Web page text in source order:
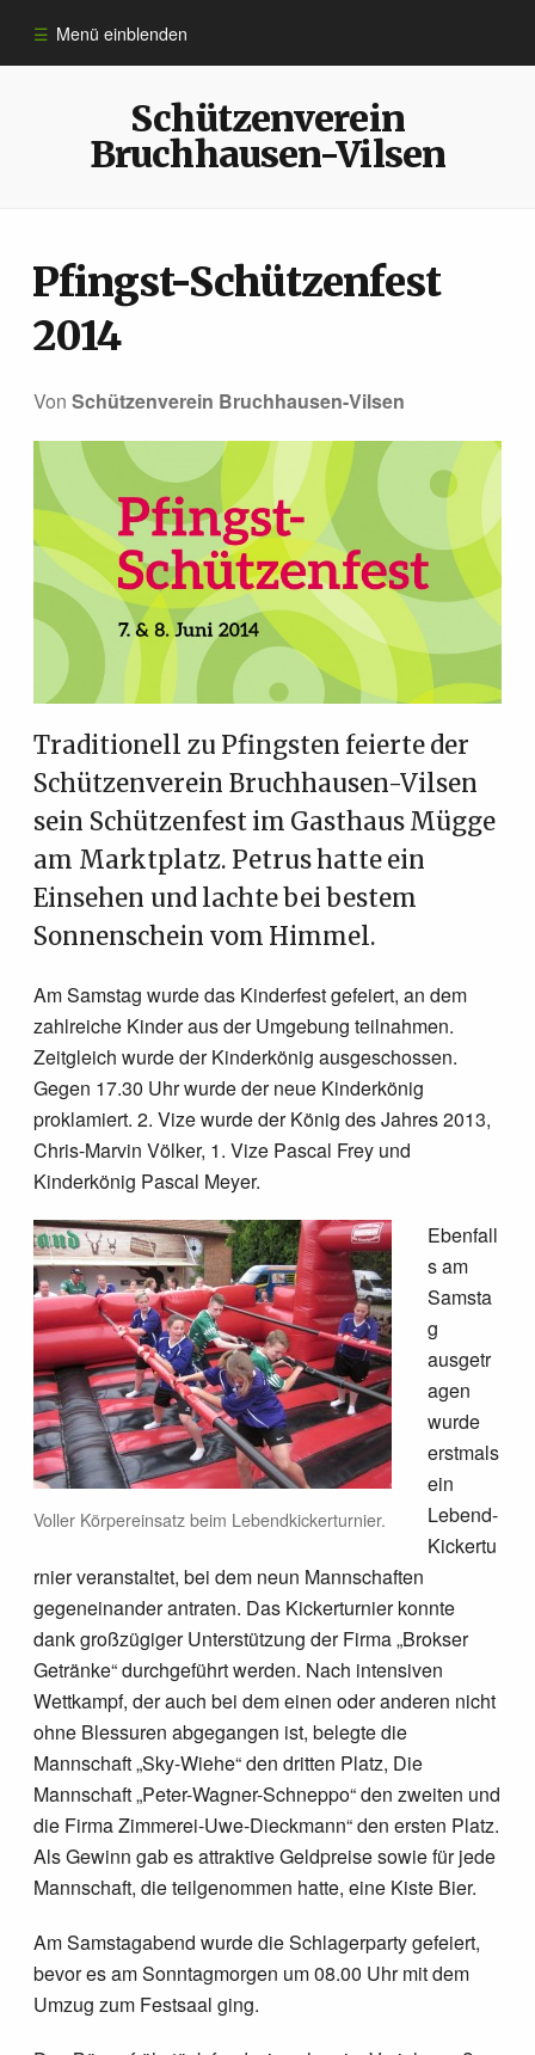
Menü einblenden
Informationen
10 Jahre ​Schützen­verein
Königshäuser
Impressum
Termine
News
Förderer & Sponsoren
Kontakt
Links
Schützenverein
Bruchhausen-Vilsen
Pfingst-Schützenfest
2014
VonSchützenverein Bruchhausen-Vilsen
Traditionell zu Pfingsten feierte der
Schützenverein Bruchhausen-Vilsen
sein Schützenfest im Gasthaus Mügge
am Marktplatz. Petrus hatte ein
Einsehen und lachte bei bestem
Sonnenschein vom Himmel.
Am Samstag wurde das Kinderfest gefeiert, an dem
zahlreiche Kinder aus der Umgebung teilnahmen.
Zeitgleich wurde der Kinderkönig ausgeschossen.
Gegen 17.30 Uhr wurde der neue Kinderkönig
proklamiert. 2. Vize wurde der König des Jahres 2013,
Chris-Marvin Völker, 1. Vize Pascal Frey und
Kinderkönig Pascal Meyer.
Voller Körpereinsatz beim Lebendkickerturnier.
Ebenfall
s am
Samsta
g
ausgetr
agen
wurde
erstmals
ein
Lebend-
Kickertu
rnier veranstaltet, bei dem neun Mannschaften
gegeneinander antraten. Das Kickerturnier konnte
dank großzügiger Unterstützung der Firma „Brokser
Getränke“ durchgeführt werden. Nach intensiven
Wettkampf, der auch bei dem einen oder anderen nicht
ohne Blessuren abgegangen ist, belegte die
Mannschaft „Sky-Wiehe“ den dritten Platz, Die
Mannschaft „Peter-Wagner-Schneppo“ den zweiten und
die Firma Zimmerei-Uwe-Dieckmann“ den ersten Platz.
Als Gewinn gab es attraktive Geldpreise sowie für jede
Mannschaft, die teilgenommen hatte, eine Kiste Bier.
Am Samstagabend wurde die Schlagerparty gefeiert,
bevor es am Sonntagmorgen um 08.00 Uhr mit dem
Umzug zum Festsaal ging.